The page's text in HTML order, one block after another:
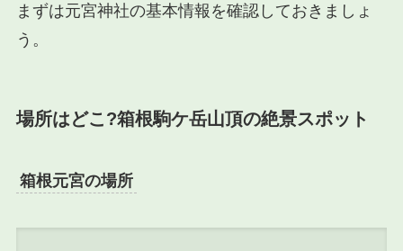
まずは元宮神社の基本情報を確認しておきましょ
う。
場所はどこ?箱根駒ケ岳山頂の絶景スポット
箱根元宮の場所